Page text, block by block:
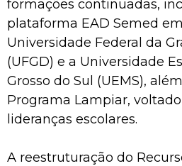
formações continuadas,
plataforma EAD Semed
Universidade Federal da
(UFGD) e a Universidade
Grosso do Sul (UEMS),
Programa Lampiar,
lideranças escolares.
A reestruturação do